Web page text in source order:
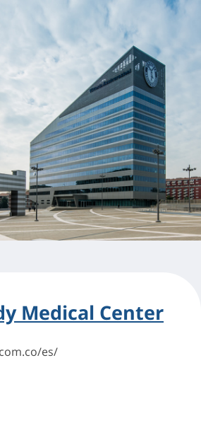
Medical Center
es/